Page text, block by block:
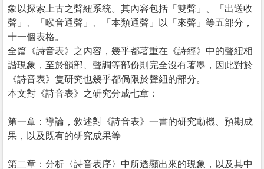
象以探索上古之聲紐系統。其內容包括「雙聲」、「出送收
聲」、「喉音通聲」、「本類通聲」以「來聲」等五部分，
十一個表格。
全篇《詩音表》之內容，幾乎都著重在《詩經》中的聲紐相
諧現象，至於韻部、聲調等部份則完全沒有著墨，因此對於
《詩音表》隻研究也幾乎都侷限於聲紐的部分。
本文對《詩音表》之研究分成七章：
第一章：導論，敘述對《詩音表》一書的研究動機、預期成
果，以及既有的研究成果等
第二章：分析〈詩音表序〉中所透顯出來的現象，以及其中